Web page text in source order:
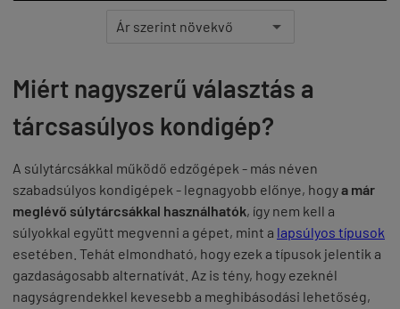
Miért nagyszerű választás a
tárcsasúlyos kondigép?
A súlytárcsákkal működő edzőgépek - más néven
szabadsúlyos kondigépek - legnagyobb előnye, hogya már
meglévő súlytárcsákkal használhatók, így nem kell a
súlyokkal együtt megvenni a gépet, mint a lapsúlyos típusok
esetében. Tehát elmondható, hogy ezek a típusok jelentik a
gazdaságosabb alternatívát. Az is tény, hogy ezeknél
nagyságrendekkel kevesebb a meghibásodási lehetőség,